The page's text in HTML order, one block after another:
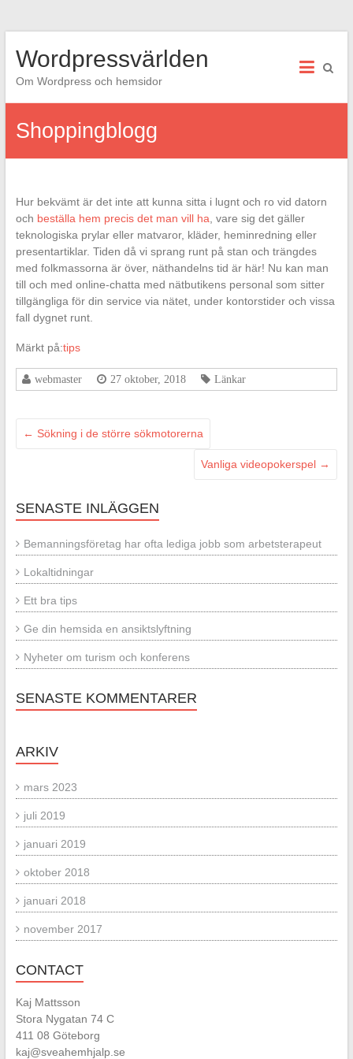
Wordpressvärlden
Om Wordpress och hemsidor
Shoppingblogg
Hur bekvämt är det inte att kunna sitta i lugnt och ro vid datorn
och beställa hem precis det man vill ha , vare sig det gäller
teknologiska prylar eller matvaror, kläder, heminredning eller
presentartiklar. Tiden då vi sprang runt på stan och trängdes
med folkmassorna är över, näthandelns tid är här! Nu kan man
till och med online-chatta med nätbutikens personal som sitter
tillgängliga för din service via nätet, under kontorstider och vissa
fall dygnet runt.
Märkt på:tips
webmaster 27 oktober, 2018 Länkar
← Sökning i de större sökmotorerna
Vanliga videopokerspel →
SENASTE INLÄGGEN
Bemanningsföretag har ofta lediga jobb som arbetsterapeut
Lokaltidningar
Ett bra tips
Ge din hemsida en ansiktslyftning
Nyheter om turism och konferens
SENASTE KOMMENTARER
ARKIV
mars 2023
juli 2019
januari 2019
oktober 2018
januari 2018
november 2017
CONTACT
Kaj Mattsson
Stora Nygatan 74 C
411 08 Göteborg
kaj@sveahemhjalp.se